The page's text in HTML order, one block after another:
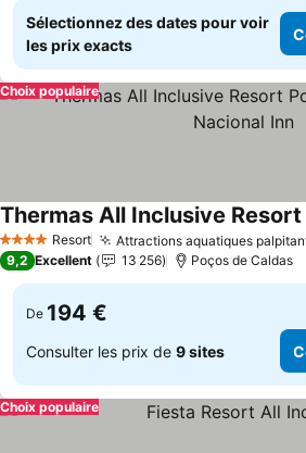
Sélectionnez des dates pour voir
les prix exacts
Choix populaire
4 Étoiles Resort Attractions aquatiques
9,2 Excellent 13 256 Poços de Caldas
De 194 €
Consulter les prix de 9 sites
Choix populaire